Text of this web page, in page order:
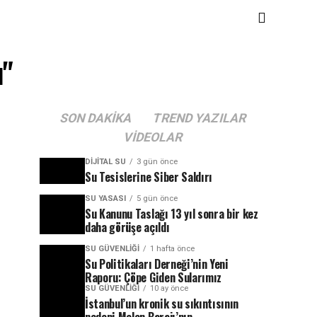
SON DAKIKA
TREND YAZILAR
VIDEOLAR
DIJITAL SU 3 gün önce
Su Tesislerine Siber Saldırı
SU YASASI 5 gün önce
Su Kanunu Taslağı 13 yıl sonra bir kez
daha görüşe açıldı
SU GÜVENLIĞI 1 hafta önce
Su Politikaları Derneği’nin Yeni
Raporu: Çöpe Giden Sularımız
SU GÜVENLIĞI 10 ay önce
İstanbul’un kronik su sıkıntısının